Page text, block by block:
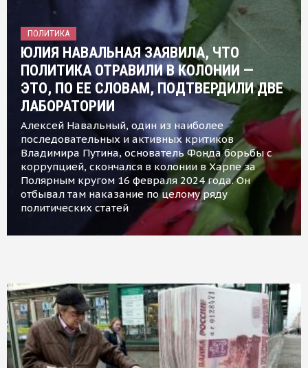
ПОЛИТИКА
ЮЛИЯ НАВАЛЬНАЯ ЗАЯВИЛА, ЧТО
ПОЛИТИКА ОТРАВИЛИ В КОЛОНИИ —
ЭТО, ПО ЕЕ СЛОВАМ, ПОДТВЕРДИЛИ ДВЕ
ЛАБОРАТОРИИ
Алексей Навальный, один из наиболее
последовательных и активных критиков
Владимира Путина, основатель Фонда борьбы с
коррупцией, скончался в колонии в Харпе за
Полярным кругом 16 февраля 2024 года. Он
отбывал там наказание по целому ряду
политических статей